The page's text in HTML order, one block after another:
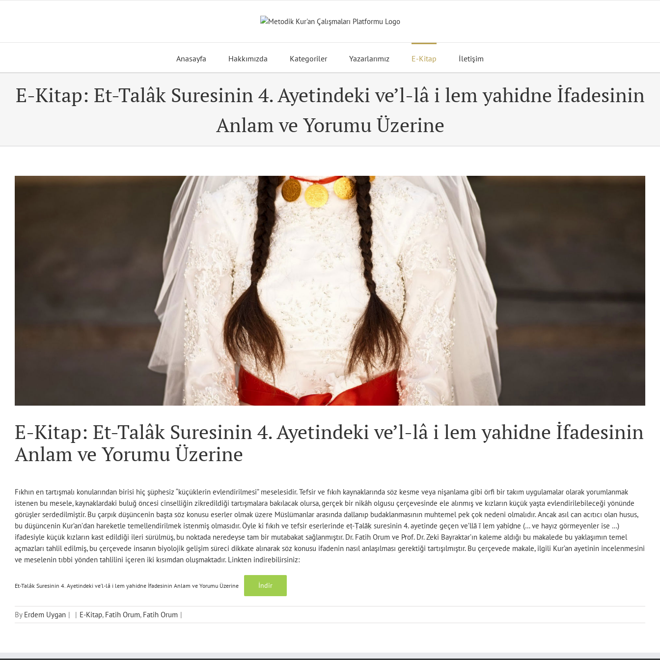
Anasayfa Hakkımızda Kategoriler Yazarlarımız E-Kitap İletişim
E-Kitap: Et-Talâk Suresinin 4. Ayetindeki ve’l-lâ i lem yahidne İfadesinin
Anlam ve Yorumu Üzerine
View
E-Kitap: Et-Talâk Suresinin 4. Ayetindeki ve’l-lâ i lem yahidne İfadesinin
Anlam ve Yorumu Üzerine
Fıkhın en tartışmalı konularından birisi hiç şüphesiz “küçüklerin evlendirilmesi” meselesidir. Tefsir ve fıkıh kaynaklarında söz kesme veya nişanlama gibi örfi bir takım uygulamalar olarak yorumlanmak
istenen bu mesele, kaynaklardaki buluğ öncesi cinselliğin zikredildiği tartışmalara bakılacak olursa, gerçek bir nikâh olgusu çerçevesinde ele alınmış ve kızların küçük yaşta evlendirilebileceği yönünde
görüşler serdedilmiştir. Bu çarpık düşüncenin başta söz konusu eserler olmak üzere Müslümanlar arasında dallanıp budaklanmasının muhtemel pek çok nedeni olmalıdır. Ancak asıl can acıtıcı olan husus,
bu düşüncenin Kur’an’dan hareketle temellendirilmek istenmiş olmasıdır. Öyle ki fıkıh ve tefsir eserlerinde eṭ-Ṭalāḳ suresinin 4. ayetinde geçen ve’llā ī lem yaḥiḍne (… ve hayız görmeyenler ise …)
ifadesiyle küçük kızların kast edildiği ileri sürülmüş, bu noktada neredeyse tam bir mutabakat sağlanmıştır. Dr. Fatih Orum ve Prof. Dr. Zeki Bayraktar’ın kaleme aldığı bu makalede bu yaklaşımın temel
açmazları tahlil edilmiş, bu çerçevede insanın biyolojik gelişim süreci dikkate alınarak söz konusu ifadenin nasıl anlaşılması gerektiği tartışılmıştır. Bu çerçevede makale, ilgili Kur’an ayetinin incelenmesini
ve meselenin tıbbi yönden tahlilini içeren iki kısımdan oluşmaktadır. Linkten indirebilirsiniz:
Et-Talâk Suresinin 4. Ayetindeki ve’l-lâ i lem yahidne İfadesinin Anlam ve Yorumu Üzerine İndir
By Erdem Uygan | | E-Kitap, Fatih Orum, Fatih Orum |